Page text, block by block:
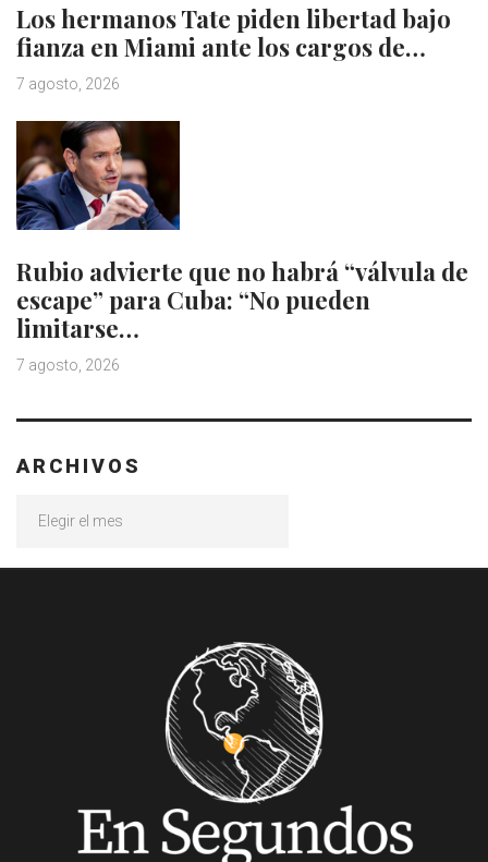
Los hermanos Tate piden libertad bajo
fianza en Miami ante los cargos de…
7 agosto, 2026
Rubio advierte que no habrá “válvula de
escape” para Cuba: “No pueden
limitarse…
7 agosto, 2026
ARCHIVOS